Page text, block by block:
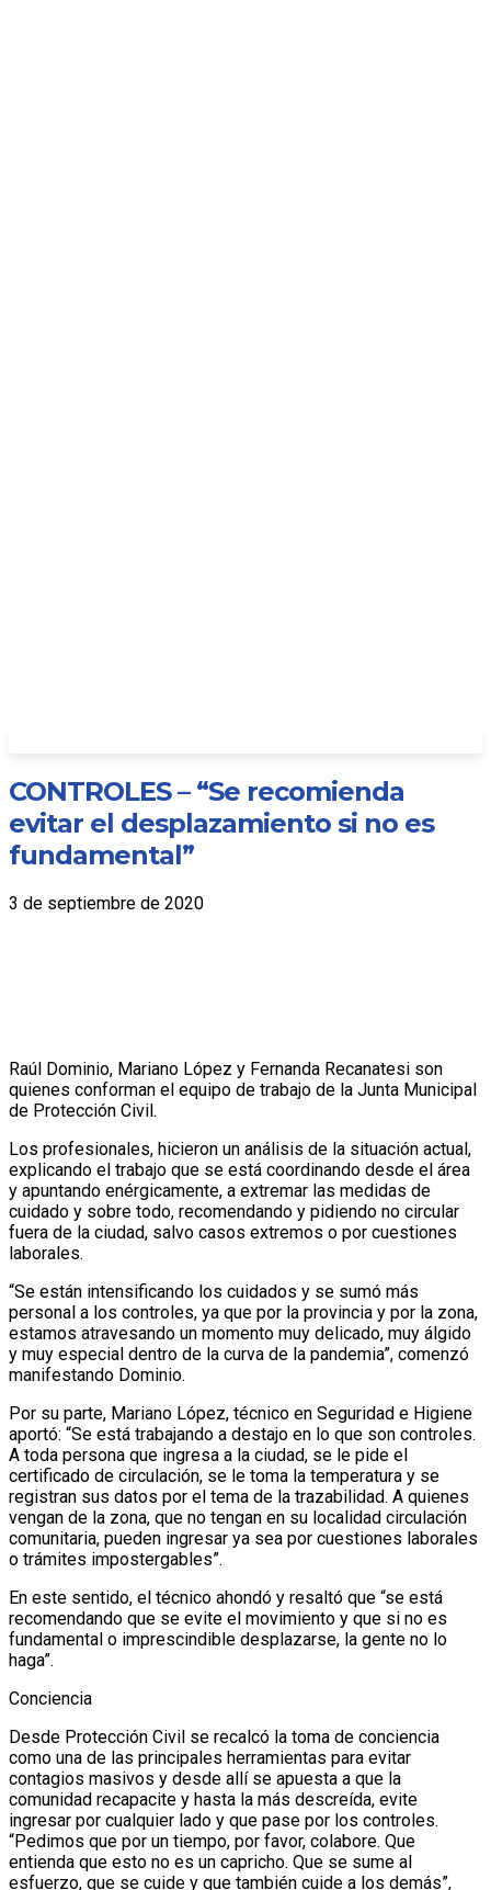
CONTROLES – “Se recomienda
evitar el desplazamiento si no es
fundamental”
3 de septiembre de 2020
Raúl Dominio, Mariano López y Fernanda Recanatesi son
quienes conforman el equipo de trabajo de la Junta Municipal
de Protección Civil.
Los profesionales, hicieron un análisis de la situación actual,
explicando el trabajo que se está coordinando desde el área
y apuntando enérgicamente, a extremar las medidas de
cuidado y sobre todo, recomendando y pidiendo no circular
fuera de la ciudad, salvo casos extremos o por cuestiones
laborales.
“Se están intensificando los cuidados y se sumó más
personal a los controles, ya que por la provincia y por la zona,
estamos atravesando un momento muy delicado, muy álgido
y muy especial dentro de la curva de la pandemia”, comenzó
manifestando Dominio.
Por su parte, Mariano López, técnico en Seguridad e Higiene
aportó: “Se está trabajando a destajo en lo que son controles.
A toda persona que ingresa a la ciudad, se le pide el
certificado de circulación, se le toma la temperatura y se
registran sus datos por el tema de la trazabilidad. A quienes
vengan de la zona, que no tengan en su localidad circulación
comunitaria, pueden ingresar ya sea por cuestiones laborales
o trámites impostergables”.
En este sentido, el técnico ahondó y resaltó que “se está
recomendando que se evite el movimiento y que si no es
fundamental o imprescindible desplazarse, la gente no lo
haga”.
Conciencia
Desde Protección Civil se recalcó la toma de conciencia
como una de las principales herramientas para evitar
contagios masivos y desde allí se apuesta a que la
comunidad recapacite y hasta la más descreída, evite
ingresar por cualquier lado y que pase por los controles.
“Pedimos que por un tiempo, por favor, colabore. Que
entienda que esto no es un capricho. Que se sume al
esfuerzo, que se cuide y que también cuide a los demás”,